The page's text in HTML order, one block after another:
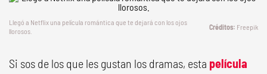
Llegó a Netflix una película romántica que te dejará con los ojos
llorosos.
Freepik
Si sos de los que les gustan los dramas, esta película